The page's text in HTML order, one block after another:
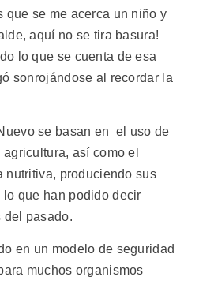
que se me acerca un niño y
aquí no se tira basura!
lo que se cuenta de esa
sonrojándose al recordar la
se basan en el uso de
así como el
nutritiva, produciendo sus
que han podido decir
del pasado.
en un modelo de seguridad
muchos organismos